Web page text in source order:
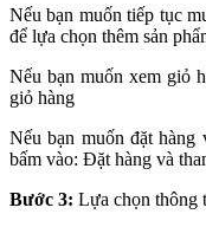
Nếu bạn muốn tiếp tục
để lựa chọn thêm sản
Nếu bạn muốn xem giỏ
giỏ hàng
Nếu bạn muốn đặt hàng
bấm vào: Đặt hàng và
Bước 3: Lựa chọn thông